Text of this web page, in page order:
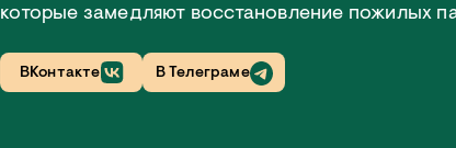
которые замедляют восстановление пожилых
ВКонтакте В Телеграме